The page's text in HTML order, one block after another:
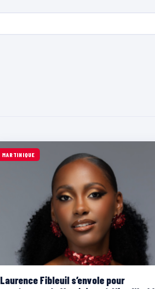
MARTINIQUE
Laurence Fibleuil s’envole pour